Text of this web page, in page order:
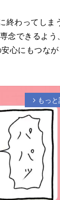
終わってしま
念できるよう
心にもつな
arrow_forward_ios もっ